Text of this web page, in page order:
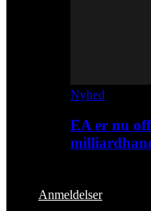
Nyhed
EA er nu
Anmeldelser